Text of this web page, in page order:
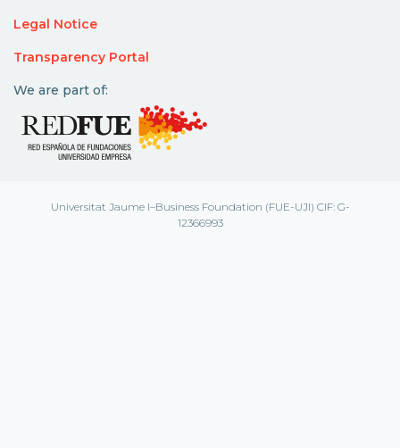
Legal Notice
Transparency Portal
We are part of:
Universitat Jaume I–Business Foundation (FUE-UJI) CIF: G-
12366993